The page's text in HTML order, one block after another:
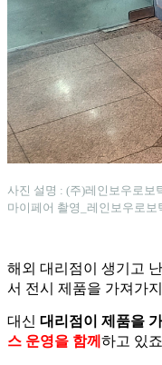
사진 설명 : (주)레인보우로보
마이페어 촬영_레인보우로보
해외 대리점이 생기고
서 전시 제품을 가져가
대신 대리점이 제품을
스 운영을 함께 하고 있